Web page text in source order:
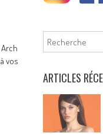
vos
Rechercher
ARTICLES